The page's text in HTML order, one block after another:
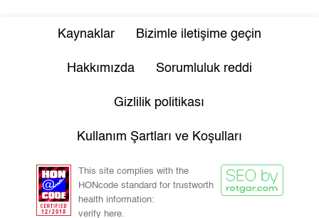
Kaynaklar Bizimle iletişime geçin
Hakkımızda Sorumluluk reddi
Gizlilik politikası
Kullanım Şartları ve Koşulları
This site complies with the
HONcode standard for trustworth
health information:
verify here.